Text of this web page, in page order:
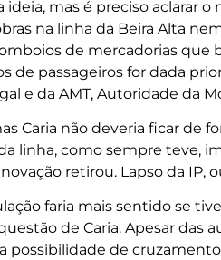
ideia, mas é preciso aclarar
na linha da Beira Alta
de mercadorias
de passageiros for dada
e da AMT, Autoridade da
Caria não deveria ficar de
linha, como sempre teve,
retirou. Lapso da IP,
faria mais sentido se
de Caria. Apesar
possibilidade de